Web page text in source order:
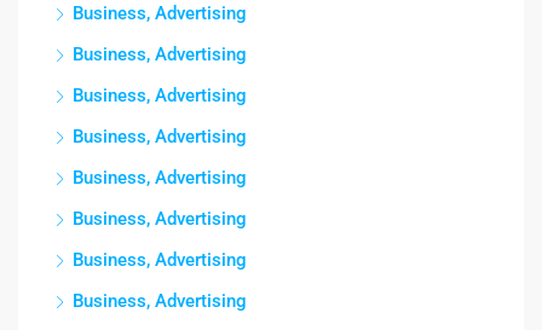
Business, Advertising
Business, Advertising
Business, Advertising
Business, Advertising
Business, Advertising
Business, Advertising
Business, Advertising
Business, Advertising